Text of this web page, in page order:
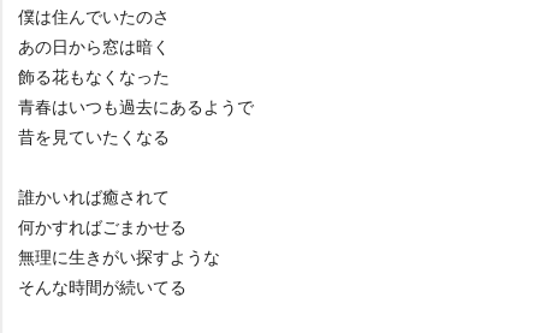
僕は住んでいたのさ
あの日から窓は暗く
飾る花もなくなった
青春はいつも過去にあるようで
昔を見ていたくなる
誰かいれば癒されて
何かすればごまかせる
無理に生きがい探すような
そんな時間が続いてる